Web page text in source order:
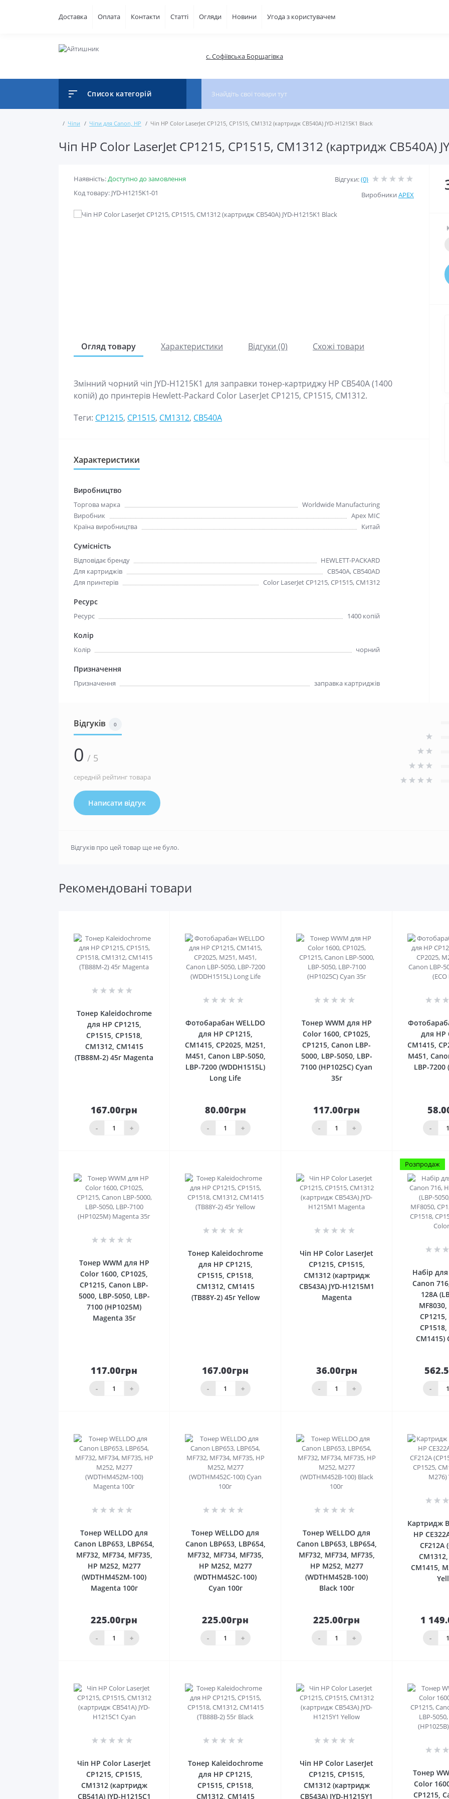
Доставка Оплата Контакти Статті Огляди Новини Угода з користувачем
с. Софіївська Борщагівка
Список категорій
Чіпи Чіпи для Canon, HP Чіп HP Color LaserJet CP1215, CP1515, CM1312 (картридж CB540A) JYD-H1215K1 Black
Чіп HP Color LaserJet CP1215, CP1515, CM1312 (картридж CB540A)
Наявність:Доступно до замовлення
Код товару: JYD-H1215K1-01
Відгуки:(0)
Виробники APEX
Огляд товару Характеристики Відгуки (0) Схожі товари
Змінний чорний чіп JYD-H1215K1 для заправки тонер-картриджу HP CB540A (1400
копій) до принтерів Hewlett-Packard Color LaserJet CP1215, CP1515, CM1312.
Теги: CP1215, CP1515, CM1312, CB540A
Характеристики
Виробництво
Торгова марка
Worldwide Manufacturing
Виробник
Apex MIC
Країна виробництва
Китай
Сумісність
Відповідає бренду
HEWLETT-PACKARD
Для картриджів
CB540A, CB540AD
Для принтерів
Color LaserJet CP1215, CP1515, CM1312
Ресурс
Ресурс 1400 копiй
Колір
Колір чорний
Призначення
Призначення заправка картриджів
Відгуків 0
0 / 5
середній рейтинг товара
Написати відгук
Відгуків про цей товар ще не було.
Рекомендовані товари
Тонер Kaleidochrome
для HP CP1215,
CP1515, CP1518,
CM1312, CM1415
(TB88M-2) 45г Magenta
167.00грн
- +
До
кошика
Фотобарабан WELLDO
для HP CP1215,
CM1415, CP2025, M251,
M451, Canon LBP-5050,
LBP-7200 (WDDH1515L)
Long Life
80.00грн
- +
кошика
Тонер WWM для HP
Color 1600, CP1025,
CP1215, Canon LBP-
5000, LBP-5050, LBP-
7100 (HP1025C) Cyan
35г
117.00грн
- +
До
кошика
для HP
CM1415,
M451,
LBP-7200
-
Тонер WWM для HP
Color 1600, CP1025,
CP1215, Canon LBP-
5000, LBP-5050, LBP-
7100 (HP1025M)
Magenta 35г
117.00грн
- +
До
кошика
Тонер Kaleidochrome
для HP CP1215,
CP1515, CP1518,
CM1312, CM1415
(TB88Y-2) 45г Yellow
167.00грн
- +
До
кошика
Чіп HP Color LaserJet
CP1215, CP1515,
CM1312 (картридж
CB543A) JYD-H1215M1
Magenta
36.00грн
- +
кошика
Розпродаж
Набір
Canon
128A
CP1215,
CP1518,
CM1415)
-
Тонер WELLDO для
Canon LBP653, LBP654,
MF732, MF734, MF735,
HP M252, M277
(WDTHM452M-100)
Magenta 100г
225.00грн
- +
До
кошика
Тонер WELLDO для
Canon LBP653, LBP654,
MF732, MF734, MF735,
HP M252, M277
(WDTHM452C-100)
Cyan 100г
225.00грн
- +
До
кошика
Тонер WELLDO для
Canon LBP653, LBP654,
MF732, MF734, MF735,
HP M252, M277
(WDTHM452B-100)
Black 100г
225.00грн
- +
До
кошика
Картридж
HP
CF212A
CM1415,
1
-
Чіп HP Color LaserJet
CP1215, CP1515,
CM1312 (картридж
CB541A) JYD-H1215C1
Тонер Kaleidochrome
для HP CP1215,
CP1515, CP1518,
CM1312, CM1415
Чіп HP Color LaserJet
CP1215, CP1515,
CM1312 (картридж
CB543A) JYD-H1215Y1
Тонер
Color
CP1215,